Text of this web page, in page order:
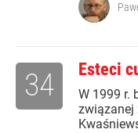
Esteci
W 1999 r.
związanej
34